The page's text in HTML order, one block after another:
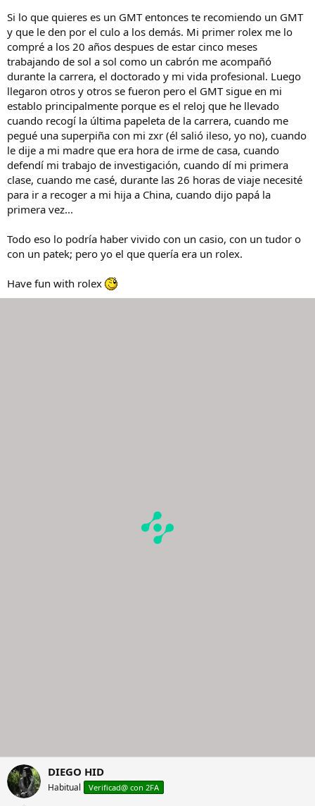
Si lo que quieres es un GMT entonces te recomiendo un GMT
y que le den por el culo a los demás. Mi primer rolex me lo
compré a los 20 años despues de estar cinco meses
trabajando de sol a sol como un cabrón me acompañó
durante la carrera, el doctorado y mi vida profesional. Luego
llegaron otros y otros se fueron pero el GMT sigue en mi
establo principalmente porque es el reloj que he llevado
cuando recogí la última papeleta de la carrera, cuando me
pegué una superpiña con mi zxr (él salió ileso, yo no), cuando
le dije a mi madre que era hora de irme de casa, cuando
defendí mi trabajo de investigación, cuando dí mi primera
clase, cuando me casé, durante las 26 horas de viaje necesité
para ir a recoger a mi hija a China, cuando dijo papá la
primera vez...
Todo eso lo podría haber vivido con un casio, con un tudor o
con un patek; pero yo el que quería era un rolex.
Have fun with rolex
DIEGO HID
Habitual Verificad@ con 2FA